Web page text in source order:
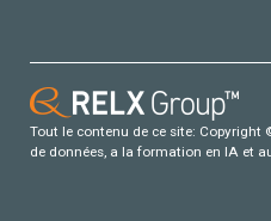
Tout le contenu de ce site: Copyright
de données, a la formation en IA et